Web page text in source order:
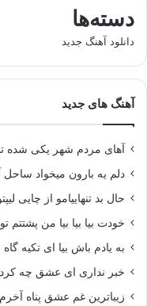
دسته‌ها
دانلود آهنگ جدید
آهنگ های جدید
آهای مردم شهر یکی شده
دلم یه بارون میخواد ساحل
حال بد تنهاییامو از چایی
خودت بیا بیا بیا من پشتتم
به یادم باش بیا ای تکیه
خبر نداری ای عشق چه
زیباترین غم عشق پناه